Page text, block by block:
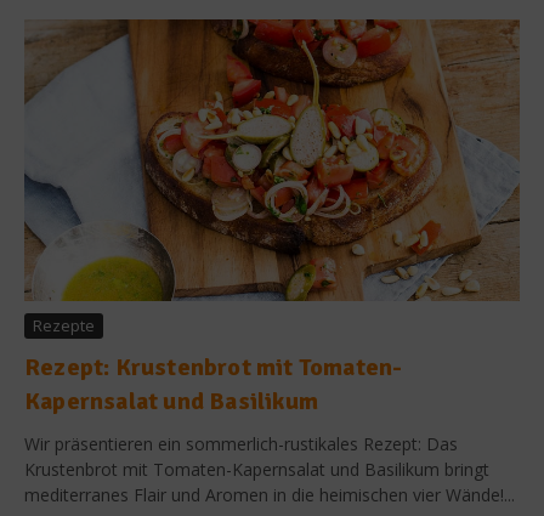
Rezepte
Rezept: Krustenbrot mit Tomaten-
Kapernsalat und Basilikum
Wir präsentieren ein sommerlich-rustikales Rezept: Das
Krustenbrot mit Tomaten-Kapernsalat und Basilikum bringt
mediterranes Flair und Aromen in die heimischen vier Wände!...